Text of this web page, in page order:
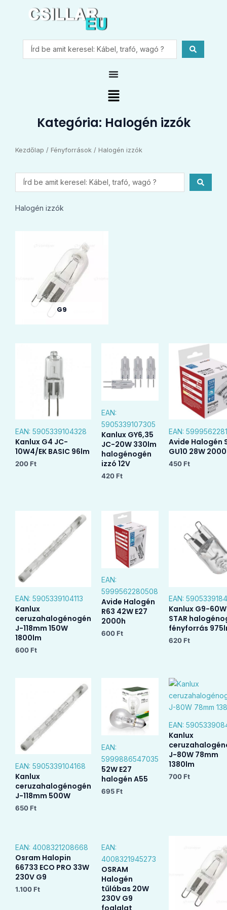
Search
...
Main
Menu
Kategória: Halogén izzók
Kezdőlap / Fényforrások / Halogén izzók
Search
...
Halogén izzók
G9
EAN: 5905339104328
Kanlux G4 JC-
10W4/EK BASIC 96lm
200 Ft
EAN:
5905339107305
Kanlux GY6,35
JC-20W 330lm
halogénogén
izzó 12V
420 Ft
EAN:
Avide Halogén
GU10 28W
450 Ft
EAN: 5905339104113
Kanlux
ceruzahalogénogén
J-118mm 150W
1800lm
600 Ft
EAN:
5999562280508
Avide Halogén
R63 42W E27
2000h
600 Ft
EAN:
Kanlux G9-60W
STAR
fényforrás
620 Ft
EAN: 5905339104168
Kanlux
ceruzahalogénogén
J-118mm 500W
650 Ft
EAN:
5999886547035
52W E27
halogén A55
695 Ft
EAN:
Kanlux
J-80W 78mm
1380lm
700 Ft
EAN: 4008321208668
Osram Halopin
66733 ECO PRO 33W
230V G9
1.100 Ft
EAN:
4008321945273
OSRAM
Halogén
tűlábas 20W
230V G9
foglalat